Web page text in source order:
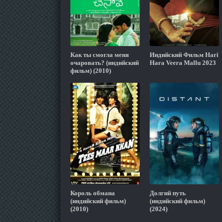
Как ты смогла меня
очаровать? (индийский
фильм) (2010)
Индийский Фильм Hari
Hara Veera Mallu 2023
Король обмана
(индийский фильм)
(2010)
Долгий путь
(индийский фильм)
(2024)